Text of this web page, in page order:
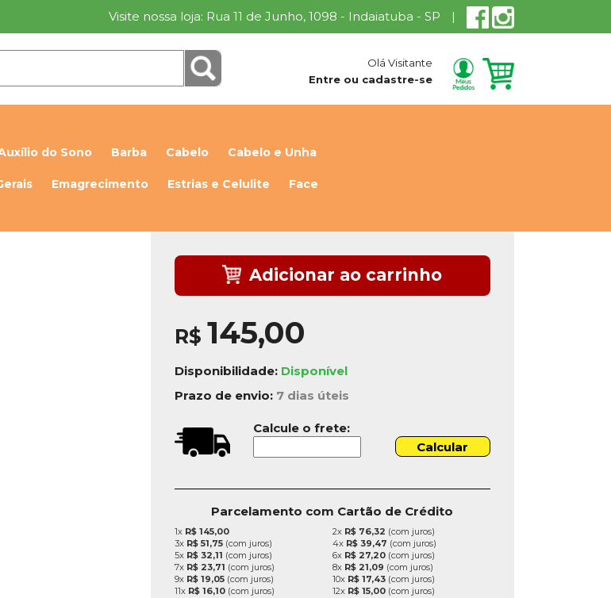
Visite nossa loja: Rua 11 de Junho, 1098 - Indaiatuba - SP |
Olá Visitante
Entre ou cadastre-se
do Sono Barba Cabelo Cabelo e Unha
Emagrecimento Estrias e Celulite Face
Adicionar ao carrinho
R$ 145,00
Disponibilidade: Disponível
Prazo de envio: 7 dias úteis
Calcule o frete:
Parcelamento com Cartão de Crédito
1x R$ 145,00 2x R$ 76,32 (com juros)
3x R$ 51,75(com juros) 4x R$ 39,47 (com juros)
5x R$ 32,11 (com juros) 6x R$ 27,20(com juros)
7x R$ 23,71 (com juros) 8x R$ 21,09 (com juros)
9x R$ 19,05(com juros) 10x R$ 17,43(com juros)
11x R$ 16,10(com juros) 12x R$ 15,00(com juros)